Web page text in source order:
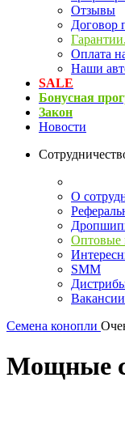
Отзывы
Договор
Оплата
Наши
SALE
Бонусная
Закон
Новости
О
Оптовые
SMM
Вакансии
Семена конопли
Мощные